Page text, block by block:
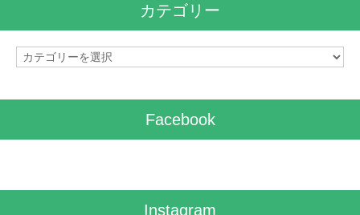
カテゴリー
カ
Facebook
Instagram